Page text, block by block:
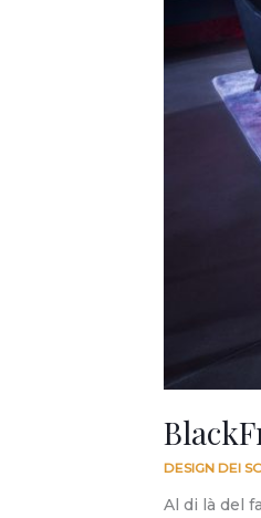
DESIGN DEI
Al di là del